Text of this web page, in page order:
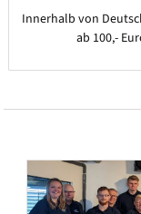
Innerhalb von
ab 100,-